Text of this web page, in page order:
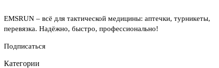
EMSRUN – всё для тактической медицины: аптечки, турникеты,
перевязка. Надёжно, быстро, профессионально!
Подписаться
Категории